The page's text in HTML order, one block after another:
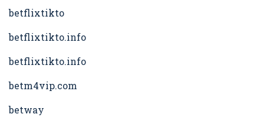
betflixtikto
betflixtikto.info
betflixtikto.info
betm4vip.com
betway